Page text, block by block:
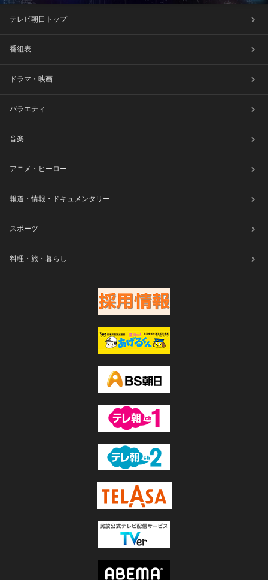
テレビ朝日トップ
番組表
ドラマ・映画
バラエティ
音楽
アニメ・ヒーロー
報道・情報・ドキュメンタリー
スポーツ
料理・旅・暮らし